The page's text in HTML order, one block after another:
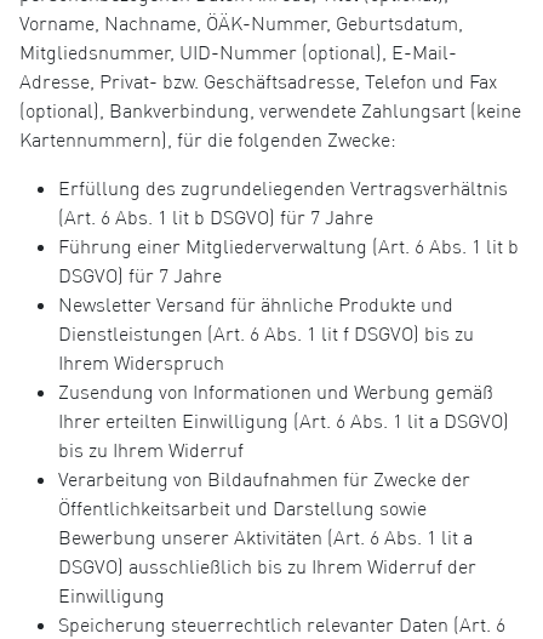
Vorname, Nachname, ÖÄK-Nummer, Geburtsdatum,
Mitgliedsnummer, UID-Nummer (optional), E-Mail-
Adresse, Privat- bzw. Geschäftsadresse, Telefon und Fax
(optional), Bankverbindung, verwendete Zahlungsart (keine
Kartennummern), für die folgenden Zwecke:
Erfüllung des zugrundeliegenden Vertragsverhältnis
(Art. 6 Abs. 1 lit b DSGVO) für 7 Jahre
Führung einer Mitgliederverwaltung (Art. 6 Abs. 1 lit b
DSGVO) für 7 Jahre
Newsletter Versand für ähnliche Produkte und
Dienstleistungen (Art. 6 Abs. 1 lit f DSGVO) bis zu
Ihrem Widerspruch
Zusendung von Informationen und Werbung gemäß
Ihrer erteilten Einwilligung (Art. 6 Abs. 1 lit a DSGVO)
bis zu Ihrem Widerruf
Verarbeitung von Bildaufnahmen für Zwecke der
Öffentlichkeitsarbeit und Darstellung sowie
Bewerbung unserer Aktivitäten (Art. 6 Abs. 1 lit a
DSGVO) ausschließlich bis zu Ihrem Widerruf der
Einwilligung
Speicherung steuerrechtlich relevanter Daten (Art. 6